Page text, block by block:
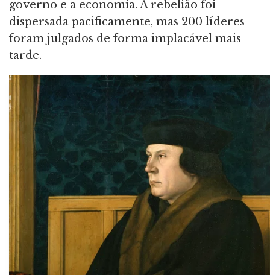
governo e a economia. A rebelião foi
dispersada pacificamente, mas 200 líderes
foram julgados de forma implacável mais
tarde.